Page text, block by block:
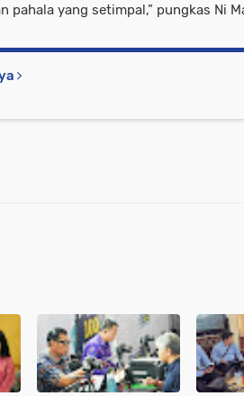
pahala yang setimpal,” pungkas Ni